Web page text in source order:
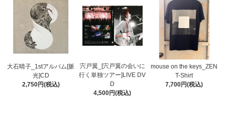
大石晴子_1stアルバム[脈
光]CD
2,750円(税込)
宍戸翼_[宍戸翼の会いに
行く単独ツアー]LIVE DV
D
4,500円(税込)
mouse on the keys_ZEN
T-Shirt
7,700円(税込)